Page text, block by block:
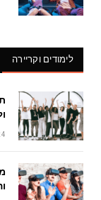
לימודים וקריירה